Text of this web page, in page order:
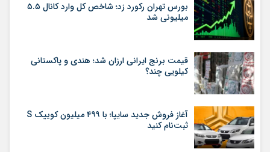
بورس تهران رکورد زد؛ شاخص کل وارد کانال ۵.۵
میلیونی شد
قیمت برنج ایرانی ارزان شد؛ هندی و پاکستانی
کیلویی چند؟
آغاز فروش جدید سایپا؛ با ۴۹۹ میلیون کوییک S
ثبت‌نام کنید